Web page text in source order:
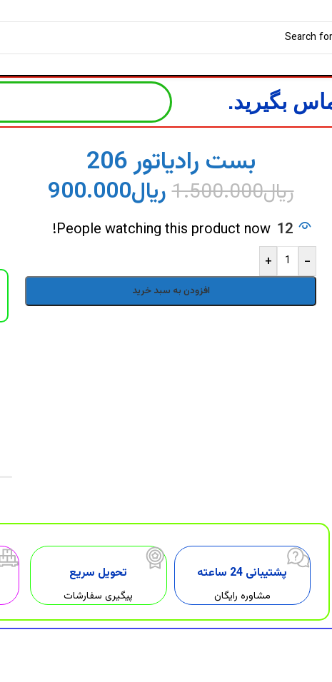
بگیرید.
بست رادیاتور 206
ریال1.500.000ریال900.000
12
People watching this product now!
-
+
افزودن به سبد خرید
پشتیبانی 24 ساعته
مشاوره رایگان
تحویل سریع
پیگیری سفارشات